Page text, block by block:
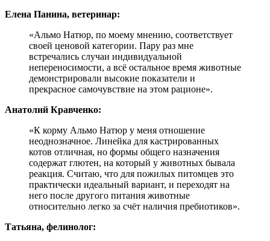
Елена Панина, ветеринар:
«Альмо Натюр, по моему мнению, соответствует
своей ценовой категории. Пару раз мне
встречались случаи индивидуальной
непереносимости, а всё остальное время животные
демонстрировали высокие показатели и
прекрасное самочувствие на этом рационе».
Анатолий Кравченко:
«К корму Альмо Натюр у меня отношение
неоднозначное. Линейка для кастрированных
котов отличная, но формы общего назначения
содержат глютен, на который у животных бывала
реакция. Считаю, что для пожилых питомцев это
практически идеальный вариант, и переходят на
него после другого питания животные
относительно легко за счёт наличия пребиотиков».
Татьяна, фелинолог: